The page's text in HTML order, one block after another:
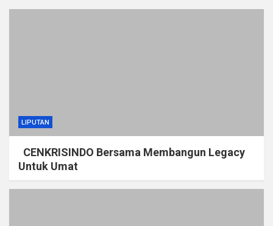
LIPUTAN
CENKRISINDO Bersama Membangun Legacy
Untuk Umat